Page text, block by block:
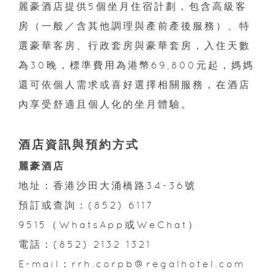
麗豪酒店提供5個坐月住宿計劃，包含高級客
房（一般／含其他調理與產前產後服務）、特
選豪華客房、行政套房與豪華套房，入住天數
為30晚，標準費用為港幣69,800元起，媽媽
還可依個人需求或喜好選擇相關服務，在酒店
內享受舒適且個人化的坐月體驗。
酒店資訊與預約方式
麗豪酒店
地址：香港沙田大涌橋路34-36號
預訂或查詢：(852) 6117
9515（WhatsApp或WeChat）
電話：(852) 2132 1321
E-mail：rrh.corpb@regalhotel.com